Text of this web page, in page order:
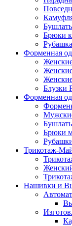
Брюки
Форменная
Блузки
Форменная
Брюки
Трикотаж-
Нашивки и